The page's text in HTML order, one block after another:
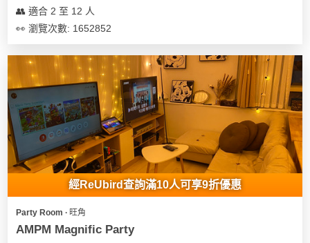
👥 適合 2 至 12 人
👀 瀏覽次數: 1652852
經ReUbird查詢滿10人可享9折優惠
Party Room ∙ 旺角
AMPM Magnific Party